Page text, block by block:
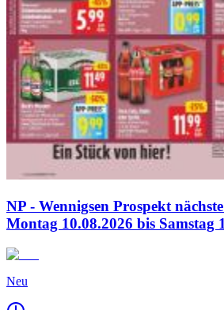
NP - Wennigsen Prospekt
Montag 10.08.2026 bis Samstag
Neu